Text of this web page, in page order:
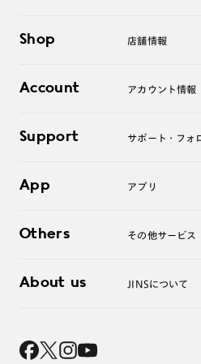
サングラス
コンタクトレンズ
アクセサリー
Shop 店舗情報
オンラインショップ
Account アカウント情報
ログアウト
Support サポート・フォ
よくあるご質問
お問い合わせ
App アプリ
Others その他サービス
レンズ交換
About us JINSについて
採用情報